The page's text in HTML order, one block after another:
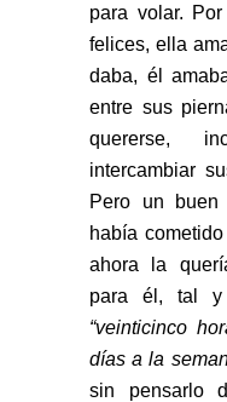
para volar.
felices, ella
daba, él
entre sus
quererse,
intercambiar
Pero un
había
ahora la
para él, tal y
“veinticinco
días a la
sin pensarlo